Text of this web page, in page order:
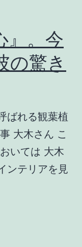
』。今
の驚き
ばれる観葉植
大木さん こ
いては 大木
ンテリアを見